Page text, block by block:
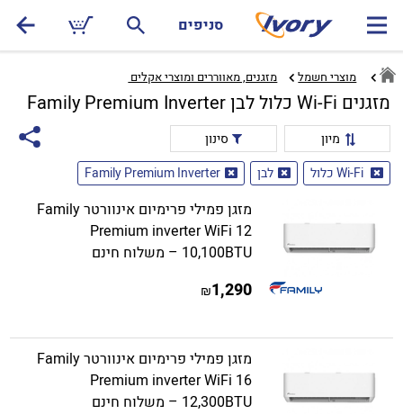
סניפים
מוצרי חשמל מזגנים, מאווררים ומוצרי אקלים ‏
מזגנים Wi-Fi כלול לבן Family Premium Inverter
מיון
סינון
Wi-Fi כלול
לבן Family Premium Inverter
מזגן פמילי פרימיום אינוורטר Family
Premium inverter WiFi 12
10,100BTU – משלוח חינם
1,290
₪
מזגן פמילי פרימיום אינוורטר Family
Premium inverter WiFi 16
12,300BTU – משלוח חינם